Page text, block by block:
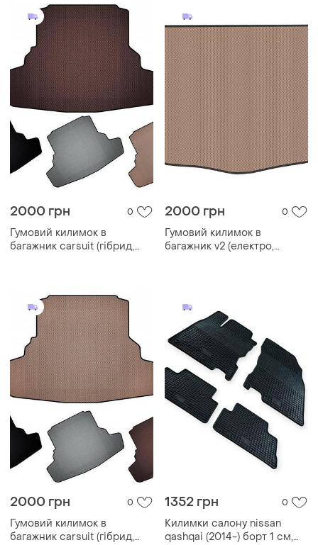
2000 грн 0
Гумовий килимок в
багажник carsuit (гібрид,
2000 грн 0
Гумовий килимок в
багажник v2 (електро,
2000 грн 0
Гумовий килимок в
багажник carsuit (гібрид,
1352 грн 0
Килимки салону nissan
qashqai (2014-) борт 1 см,